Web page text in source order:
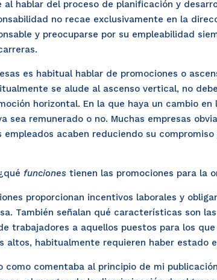
al hablar del proceso de planificación y
no recae exclusivamente en la
y preocuparse por su empleabilidad
es habitual hablar de promociones o
se alude al ascenso vertical, no
horizontal. En la que haya un cambio
sea remunerado o no. Muchas empresas
empleados acaben reduciendo su
funciones tienen las promociones para la
proporcionan incentivos laborales y
También señalan qué características son
trabajadores a aquellos puestos para los
altos, habitualmente requieren haber estado
como comentaba al principio de mi